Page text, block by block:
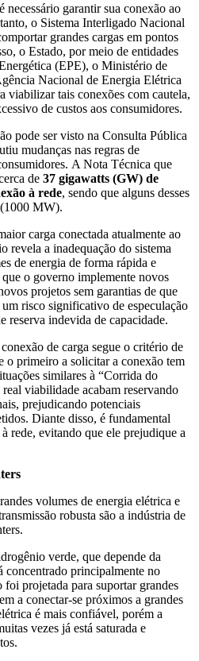
necessário garantir sua conexão ao
o Sistema Interligado Nacional
grandes cargas em pontos
o Estado, por meio de entidades
(EPE), o Ministério de
Nacional de Energia Elétrica
tais conexões com cautela,
de custos aos consumidores.
pode ser visto na Consulta Pública
mudanças nas regras de
A Nota Técnica que
de 37 gigawatts (GW) de
à rede, sendo que alguns desses
MW).
carga conectada atualmente ao
revela a inadequação do sistema
de energia de forma rápida e
o governo implemente novos
projetos sem garantias de que
risco significativo de especulação
reserva indevida de capacidade.
de carga segue o critério de
o primeiro a solicitar a conexão tem
similares à “Corrida do
viabilidade acabam reservando
prejudicando potenciais
Diante disso, é fundamental
rede, evitando que ele prejudique a
volumes de energia elétrica e
robusta são a indústria de
verde, que depende da
concentrado principalmente no
projetada para suportar grandes
a conectar-se próximos a grandes
é mais confiável, porém a
vezes já está saturada e